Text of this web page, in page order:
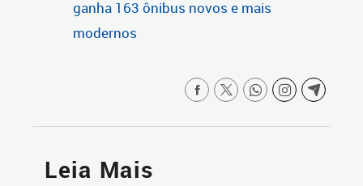
ganha 163 ônibus novos e mais
modernos
Leia Mais